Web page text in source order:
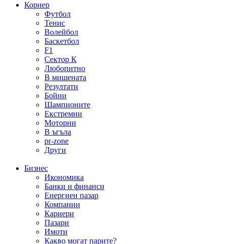
Корнер
Футбол
Тенис
Волейбол
Баскетбол
F1
Сектор К
Любопитно
В мишената
Резултати
Бойни
Шампионите
Екстремни
Моторни
В ъгъла
pr-zone
Други
Бизнес
Икономика
Банки и финанси
Енергиен пазар
Компании
Кариери
Пазари
Имоти
Какво могат парите?